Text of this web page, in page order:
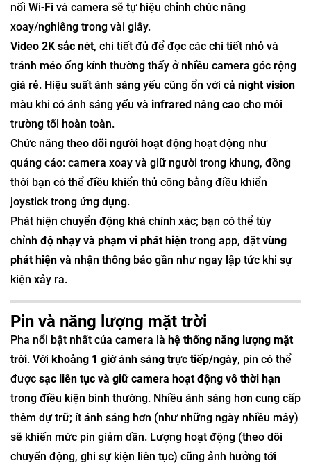
nối Wi-Fi và camera sẽ tự hiệu chỉnh chức năng
xoay/nghiêng trong vài giây.
Video 2K sắc nét, chi tiết đủ để đọc các chi tiết nhỏ và
tránh méo ống kính thường thấy ở nhiều camera góc rộng
giá rẻ. Hiệu suất ánh sáng yếu cũng ổn với cả night vision
màu khi có ánh sáng yếu và infrared nâng cao cho môi
trường tối hoàn toàn.
Chức năng theo dõi người hoạt động hoạt động như
quảng cáo: camera xoay và giữ người trong khung, đồng
thời bạn có thể điều khiển thủ công bằng điều khiển
joystick trong ứng dụng.
Phát hiện chuyển động khá chính xác; bạn có thể tùy
chỉnh độ nhạy và phạm vi phát hiện trong app, đặt vùng
phát hiện và nhận thông báo gần như ngay lập tức khi sự
kiện xảy ra.
Pin và năng lượng mặt trời
Pha nổi bật nhất của camera là hệ thống năng lượng mặt
trời. Với khoảng 1 giờ ánh sáng trực tiếp/ngày, pin có thể
được sạc liên tục và giữ camera hoạt động vô thời hạn
trong điều kiện bình thường. Nhiều ánh sáng hơn cung cấp
thêm dự trữ; ít ánh sáng hơn (như những ngày nhiều mây)
sẽ khiến mức pin giảm dần. Lượng hoạt động (theo dõi
chuyển động, ghi sự kiện liên tục) cũng ảnh hưởng tới